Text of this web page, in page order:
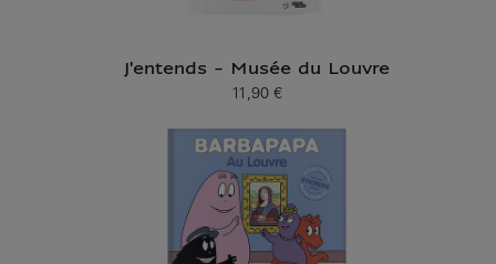
J'entends - Musée du Louvre
Prix ​​actuel
11,90 €